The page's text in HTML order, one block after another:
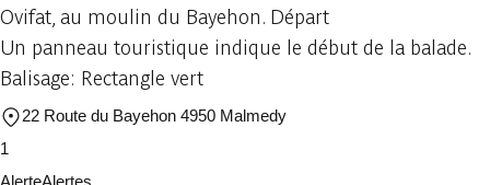
Ovifat, au moulin du Bayehon. Départ
Un panneau touristique indique le début de la balade.
Balisage: Rectangle vert
22 Route du Bayehon 4950 Malmedy
1